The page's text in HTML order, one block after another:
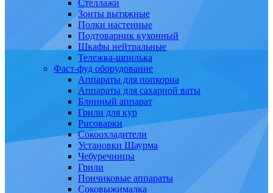
Стеллажи
Зонты вытяжные
Полки настенные
Подтоварник кухонный
Шкафы нейтральные
Тележка-шпилька
Фаст-фуд оборудование
Аппараты для попкорна
Аппараты для сахарной ваты
Блинный аппарат
Грили для кур
Рисоварки
Сокоохладители
Установки Шаурма
Чебуречницы
Грили
Пончиковые аппараты
Соковыжималка